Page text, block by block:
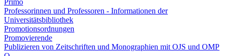
Primo
Professorinnen und Professoren - Informationen der
Universitätsbibliothek
Promotionsordnungen
Promovierende
Publizieren von Zeitschriften und Monographien mit OJS und OMP